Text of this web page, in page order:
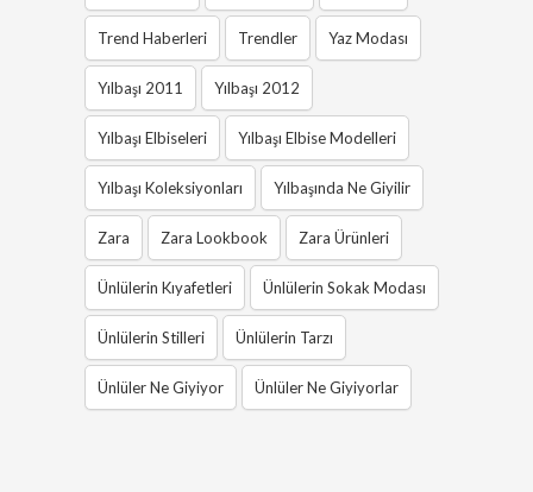
Trend Haberleri Trendler Yaz Modası
Yılbaşı 2011 Yılbaşı 2012
Yılbaşı Elbiseleri Yılbaşı Elbise Modelleri
Yılbaşı Koleksiyonları Yılbaşında Ne Giyilir
Zara Zara Lookbook Zara Ürünleri
Ünlülerin Kıyafetleri Ünlülerin Sokak Modası
Ünlülerin Stilleri Ünlülerin Tarzı
Ünlüler Ne Giyiyor Ünlüler Ne Giyiyorlar